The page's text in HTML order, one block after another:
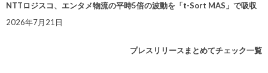
NTTロジスコ、エンタメ物流の平時5倍の波動を「t-Sort MAS」で吸収
2026年7月21日
プレスリリースまとめてチェック一覧